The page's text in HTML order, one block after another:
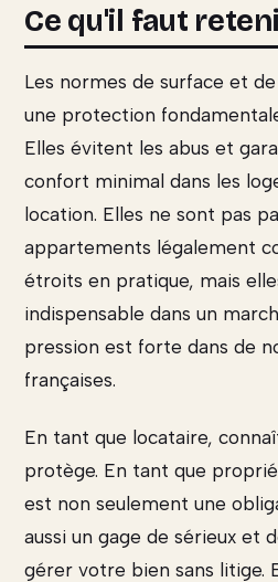
Ce qu'il faut
Les normes de surface et
une protection
Elles évitent les abus et
confort minimal dans les
location. Elles ne sont pas
appartements légalement
étroits en pratique, mais
indispensable dans un
pression est forte dans de
françaises.
En tant que locataire,
protège. En tant que
est non seulement une
aussi un gage de sérieux et
gérer votre bien sans litige.